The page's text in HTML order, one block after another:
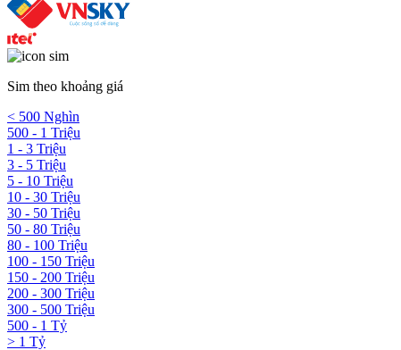
Sim theo khoảng giá
< 500 Nghìn
500 - 1 Triệu
1 - 3 Triệu
3 - 5 Triệu
5 - 10 Triệu
10 - 30 Triệu
30 - 50 Triệu
50 - 80 Triệu
80 - 100 Triệu
100 - 150 Triệu
150 - 200 Triệu
200 - 300 Triệu
300 - 500 Triệu
500 - 1 Tỷ
> 1 Tỷ